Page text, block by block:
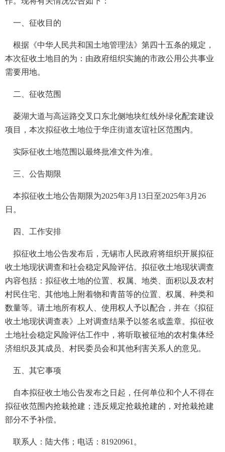
一、征收目的
根据《中华人民共和国土地管理法》第四十五条的规定，
本次征收土地目的为：由政府组织实施的市政公用公共事业
需要用地。
二、征收范围
菱湖大道与高运路交叉口东北侧地块红线外绿化配套建设
项目，本次拟征收土地位于华庄街道友谊社区范围内。
实际征收土地范围以最终批准文件为准。
三、公告期限
本拟征收土地公告期限为2025年3月13日至2025年3月26
日。
四、工作安排
拟征收土地公告发布后，无锡市人民政府将组织开展拟征
收土地现状调查和社会稳定风险评估。拟征收土地现状调查
内容包括：拟征收土地的位置、权属、地类、面积以及农村
村民住宅、其他地上附着物和青苗等的位置、权属、种类和
数量等。请土地所有权人、使用权人予以配合，并在《拟征
收土地现状调查表》上对调查结果予以签名或盖章。拟征收
土地社会稳定风险评估工作中，将听取被征地的农村集体经
济组织及其成员、村民委员会和其他利害关系人的意见。
五、其它事项
自本拟征收土地公告发布之日起，任何单位和个人不得在
拟征收范围内抢栽抢建；违反规定抢栽抢建的，对抢栽抢建
部分不予补偿。
联系人：陆大伟；电话：81920961。